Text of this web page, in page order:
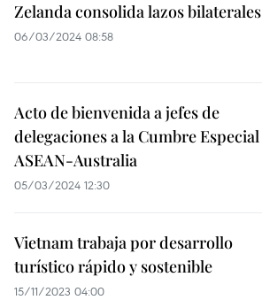
Zelanda consolida lazos bilaterales
06/03/2024 08:58
Acto de bienvenida a jefes de
delegaciones a la Cumbre Especial
ASEAN-Australia
05/03/2024 12:30
Vietnam trabaja por desarrollo
turístico rápido y sostenible
15/11/2023 04:00